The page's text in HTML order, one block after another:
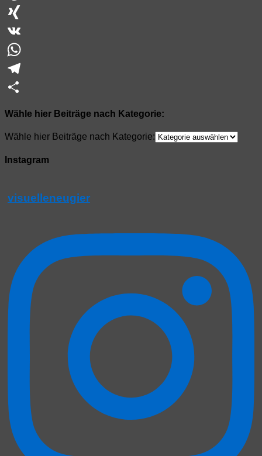
Pinterest
XING
VK
WhatsApp
Telegram
Wähle hier Beiträge nach Kategorie:
Wähle hier Beiträge nach Kategorie:
Instagram
visuelleneugier